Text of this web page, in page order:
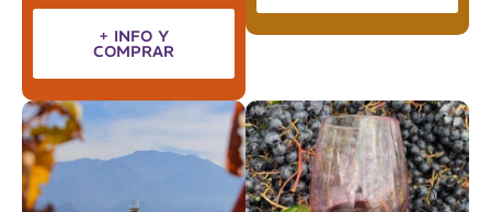
+ INFO Y
COMPRAR